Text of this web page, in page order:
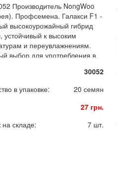
Производитель NongWoo
Профсемена. Галакси F1 -
высокоурожайный гибрид
устойчивый к высоким
и переувлажнениям.
выбор для употребления в
30052
в упаковке:
20 семян
27 грн.
на складе:
7 шт.